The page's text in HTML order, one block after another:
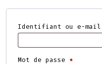
Identifiant ou e-mail
Mot de passe *